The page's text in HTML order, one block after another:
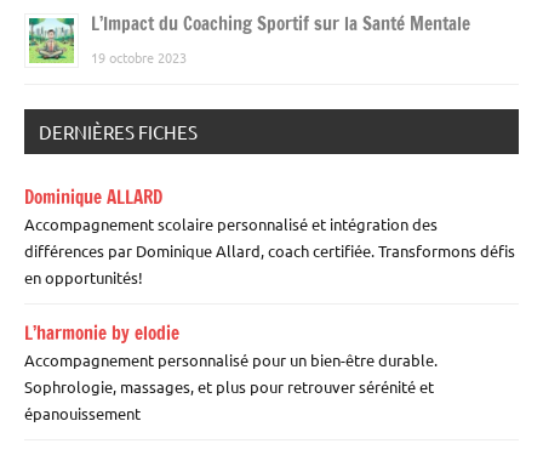
L’Impact du Coaching Sportif sur la Santé Mentale
19 octobre 2023
DERNIÈRES FICHES
Dominique ALLARD
Accompagnement scolaire personnalisé et intégration des
différences par Dominique Allard, coach certifiée. Transformons défis
en opportunités!
L’harmonie by elodie
Accompagnement personnalisé pour un bien-être durable.
Sophrologie, massages, et plus pour retrouver sérénité et
épanouissement